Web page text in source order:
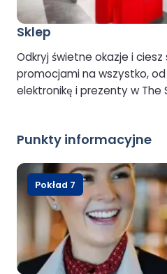
Sklep
Odkryj świetne okazje i
promocjami na wszystko,
elektronikę i prezenty w The
Punkty informacyjne
Pokład 7